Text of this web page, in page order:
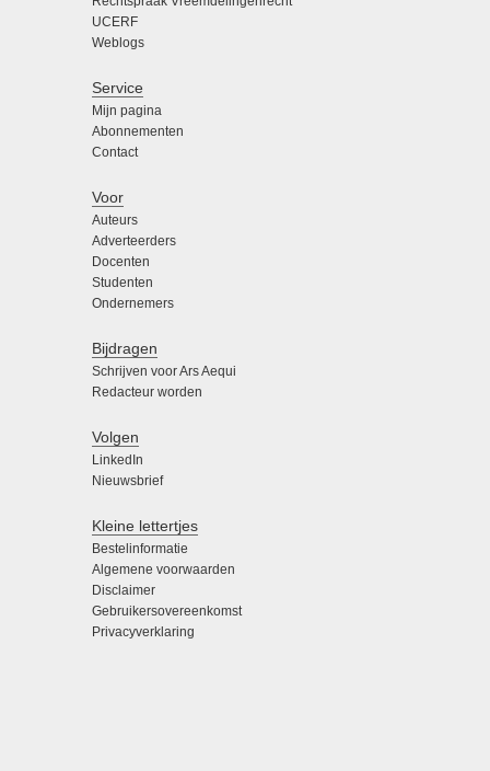
UCERF
Weblogs
Service
Mijn pagina
Abonnementen
Contact
Voor
Auteurs
Adverteerders
Docenten
Studenten
Ondernemers
Bijdragen
Schrijven voor Ars Aequi
Redacteur worden
Volgen
LinkedIn
Nieuwsbrief
Kleine lettertjes
Bestelinformatie
Algemene voorwaarden
Disclaimer
Gebruikersovereenkomst
Privacyverklaring